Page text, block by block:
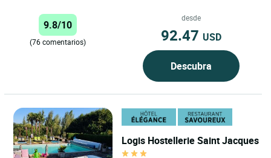
9.8/10
(76 comentarios)
desde
92.47 USD
Descubra
Logis Hostellerie Saint Jacques